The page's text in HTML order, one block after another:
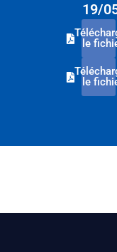
19/
le
le